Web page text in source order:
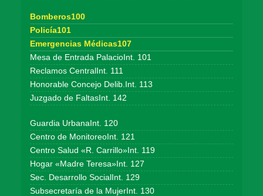
Bomberos100
Policía101
Emergencias Médicas107
Mesa de Entrada PalacioInt. 101
Reclamos CentralInt. 111
Honorable Concejo Delib.Int. 113
Juzgado de FaltasInt. 142
Guardia UrbanaInt. 120
Centro de MonitoreoInt. 121
Centro Salud «R. Carrillo»Int. 119
Hogar «Madre Teresa»Int. 127
Sec. Desarrollo SocialInt. 129
Subsecretaría de la MujerInt. 130